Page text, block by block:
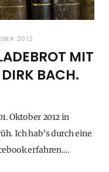
2012
MIT
BACH.
Oktober 2012 in
Ich hab’s durch eine
erfahren.…